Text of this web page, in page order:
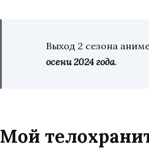
Выход 2 сезона
осени 2024 года.
Мой